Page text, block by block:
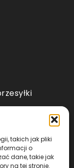
takich jak pliki
o
dane, takie jak
na tej stronie.